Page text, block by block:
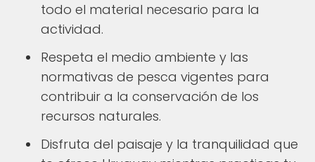
todo el material necesario para la
actividad.
Respeta el medio ambiente y las
normativas de pesca vigentes para
contribuir a la conservación de los
recursos naturales.
Disfruta del paisaje y la tranquilidad que